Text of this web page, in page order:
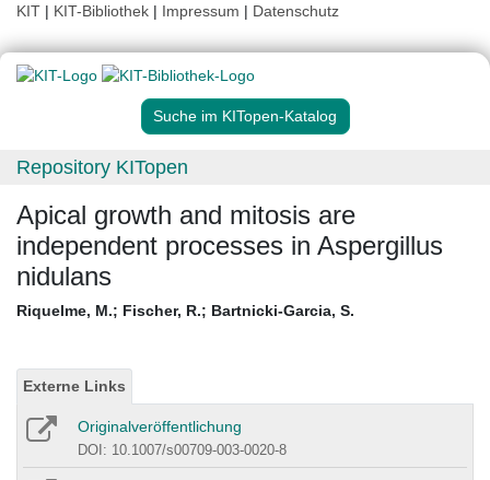
KIT | KIT-Bibliothek | Impressum | Datenschutz
Suche im KITopen-Katalog
Repository KITopen
Apical growth and mitosis are
independent processes in Aspergillus
nidulans
Riquelme, M.; Fischer, R.; Bartnicki-Garcia, S.
Externe Links
Originalveröffentlichung
DOI: 10.1007/s00709-003-0020-8